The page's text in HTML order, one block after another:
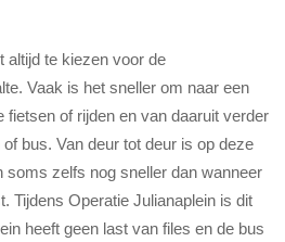
altijd te kiezen voor de
Vaak is het sneller om naar een
fietsen of rijden en van daaruit verder
bus. Van deur tot deur is op deze
soms zelfs nog sneller dan wanneer
Tijdens Operatie Julianaplein is dit
heeft geen last van files en de bus